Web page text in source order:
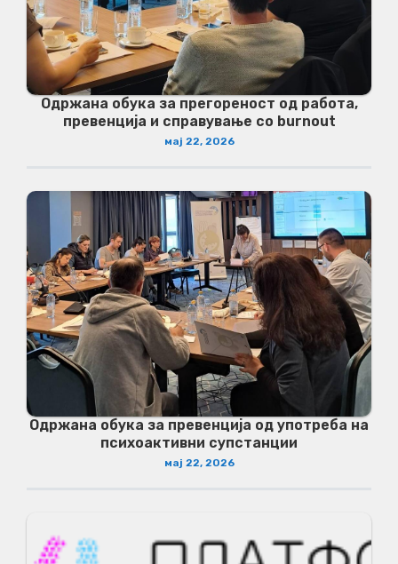
Одржана обука за прегореност од работа,
превенција и справување со burnout
мај 22, 2026
Одржана обука за превенција од употреба на
психоактивни супстанции
мај 22, 2026